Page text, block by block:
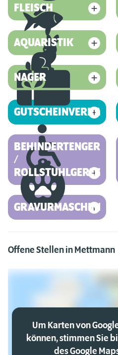
FLEISCH
AQUARISTIK
NAGER
GUTSCHEINVERKAUF
/
ROLLSTUHLGERECHT
GRAVURMASCHINE
Offene Stellen in Mettmann
Um Karten von
können, stimmen Sie
des Google